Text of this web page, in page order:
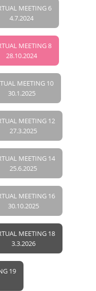
MEETING 6
4.7.2024
MEETING 8
28.10.2024
MEETING 10
30.1.2025
MEETING 12
27.3.2025
MEETING 14
25.6.2025
MEETING 16
30.10.2025
MEETING 18
3.3.2026
19